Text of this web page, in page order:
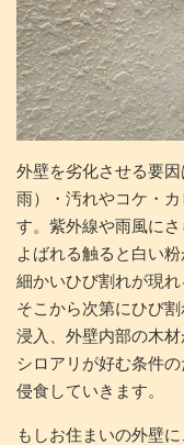
外壁を劣化させる要
雨）・汚れやコケ・
す。紫外線や雨風に
よばれる触ると白い
細かいひび割れが現れ
そこから次第にひび
浸入、外壁内部の木
シロアリが好む条件
侵食していきます。
もしお住まいの外壁